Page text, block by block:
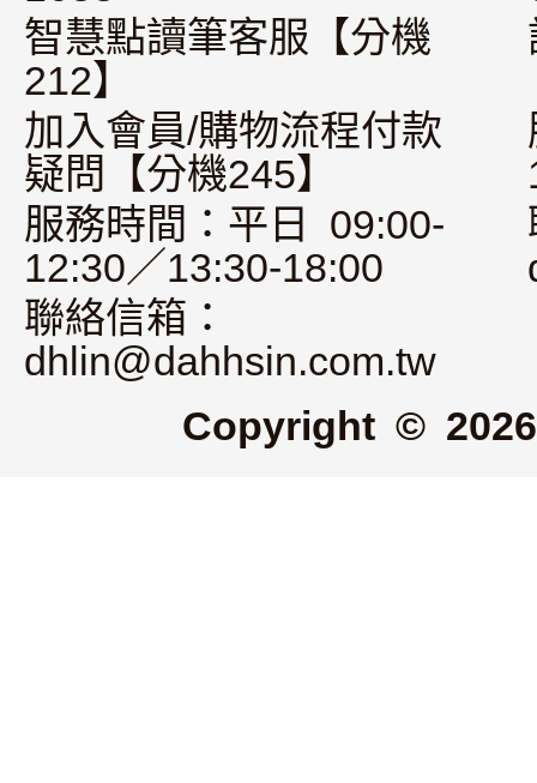
智慧點讀筆客服【分機
212】
加入會員/購物流程付款
疑問【分機245】
服務時間：平日 09:00-
12:30／13:30-18:00
聯絡信箱：
dhlin@dahhsin.com.tw
Copyright ©